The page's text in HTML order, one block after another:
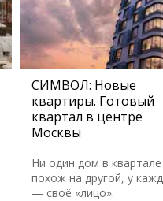
СИМВОЛ: Новые
квартиры. Готовый
квартал в центре
Москвы
Ни один дом в
похож на другой, у
— своё «лицо».